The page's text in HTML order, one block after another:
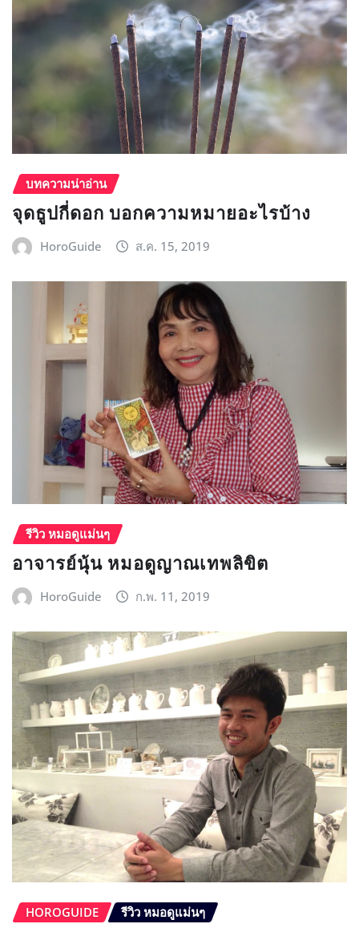
บทความน่าอ่าน
จุดธูปกี่ดอก บอกความหมายอะไรบ้าง
HoroGuide ส.ค. 15, 2019
รีวิว หมอดูแม่นๆ
อาจารย์นุ้น หมอดูญาณเทพลิขิต
HoroGuide ก.พ. 11, 2019
HOROGUIDE รีวิว หมอดูแม่นๆ